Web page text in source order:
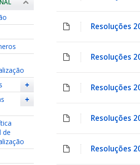
+
+
de
Resoluções
Resoluções
Resoluções
Resoluções
Resoluções